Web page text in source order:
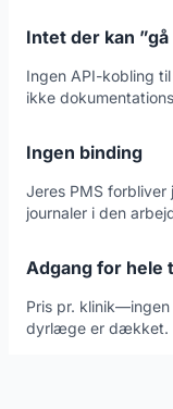
Intet der kan
Ingen API-kobling
ikke
Ingen binding
Jeres PMS forbliver
journaler i den
Adgang for hele
Pris pr. klinik—ingen
dyrlæge er dækket.